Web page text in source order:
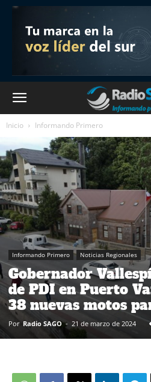
Inicio Informando Primero
Informando Primero Noticias Regionales
Gobernador
de PDI en Puerto
38 nuevas motos
Por Radio SAGO - 21 de marzo de 2024